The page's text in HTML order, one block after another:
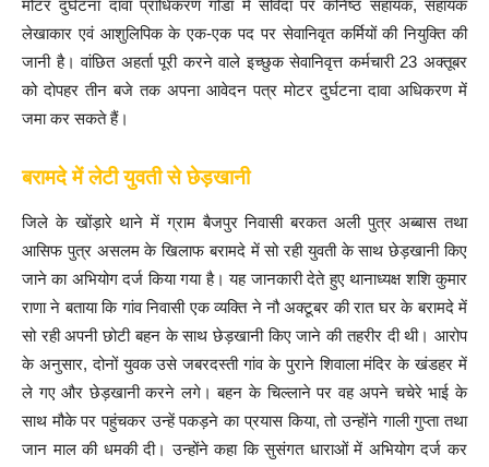
मोटर दुर्घटना दावा प्राधिकरण गोंडा में संविदा पर कनिष्ठ सहायक, सहायक
लेखाकार एवं आशुलिपिक के एक-एक पद पर सेवानिवृत कर्मियों की नियुक्ति की
जानी है। वांछित अहर्ता पूरी करने वाले इच्छुक सेवानिवृत्त कर्मचारी 23 अक्तूबर
को दोपहर तीन बजे तक अपना आवेदन पत्र मोटर दुर्घटना दावा अधिकरण में
जमा कर सकते हैं।
बरामदे में लेटी युवती से छेड़खानी
जिले के खोंड़ारे थाने में ग्राम बैजपुर निवासी बरकत अली पुत्र अब्बास तथा
आसिफ पुत्र असलम के खिलाफ बरामदे में सो रही युवती के साथ छेड़खानी किए
जाने का अभियोग दर्ज किया गया है। यह जानकारी देते हुए थानाध्यक्ष शशि कुमार
राणा ने बताया कि गांव निवासी एक व्यक्ति ने नौ अक्टूबर की रात घर के बरामदे में
सो रही अपनी छोटी बहन के साथ छेड़खानी किए जाने की तहरीर दी थी। आरोप
के अनुसार, दोनों युवक उसे जबरदस्ती गांव के पुराने शिवाला मंदिर के खंडहर में
ले गए और छेड़खानी करने लगे। बहन के चिल्लाने पर वह अपने चचेरे भाई के
साथ मौके पर पहुंचकर उन्हें पकड़ने का प्रयास किया, तो उन्होंने गाली गुप्ता तथा
जान माल की धमकी दी। उन्होंने कहा कि सुसंगत धाराओं में अभियोग दर्ज कर